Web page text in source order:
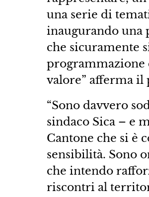
una serie di
inaugurando una
che sicuramente
valore” afferma il
“Sono davvero
sindaco Sica – e
Cantone che si è
sensibilità. Sono
che intendo
riscontri al